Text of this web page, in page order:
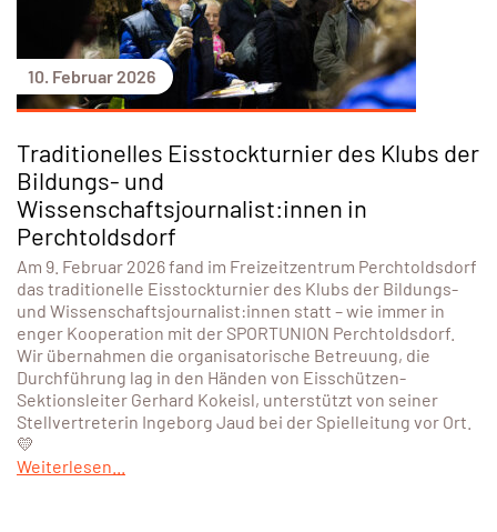
10. Februar 2026
Traditionelles Eisstockturnier des Klubs der
Bildungs- und
Wissenschaftsjournalist:innen in
Perchtoldsdorf
Am 9. Februar 2026 fand im Freizeitzentrum Perchtoldsdorf
das traditionelle Eisstockturnier des Klubs der Bildungs-
und Wissenschaftsjournalist:innen statt – wie immer in
enger Kooperation mit der SPORTUNION Perchtoldsdorf.
Wir übernahmen die organisatorische Betreuung, die
Durchführung lag in den Händen von Eisschützen-
Sektionsleiter Gerhard Kokeisl, unterstützt von seiner
Stellvertreterin Ingeborg Jaud bei der Spielleitung vor Ort.
💛
Weiterlesen...